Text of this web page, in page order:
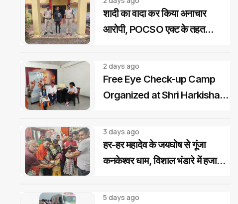
शादी का वादा कर किया अनाचार
आरोपी, POCSO एक्ट के तहत
2 days ago
Free Eye Check-up Camp
Organized at Shri Harkishan
3 days ago
हर-हर महादेव के जयघोष से गूंजा
कनकेश्वर धाम, विशाल भंडारे में हजारों
5 days ago